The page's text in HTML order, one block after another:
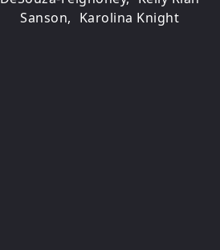
Sanson, Karolina Knight